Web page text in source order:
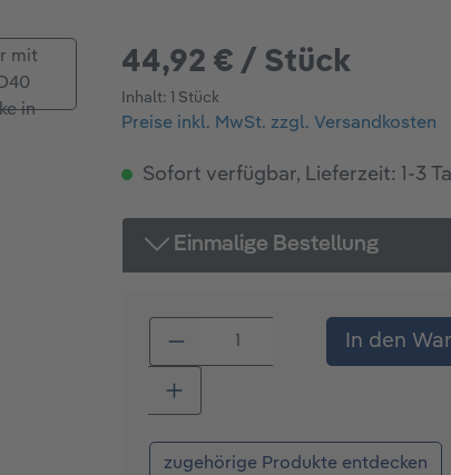
44,92 € / Stück
Inhalt: 1 Stück
Preise inkl. MwSt. zzgl. Versandkosten
Sofort verfügbar, Lieferzeit: 1-3
Einmalige Bestellung
Produkt Anzahl: Gib
In den
zugehörige Produkte entdecken